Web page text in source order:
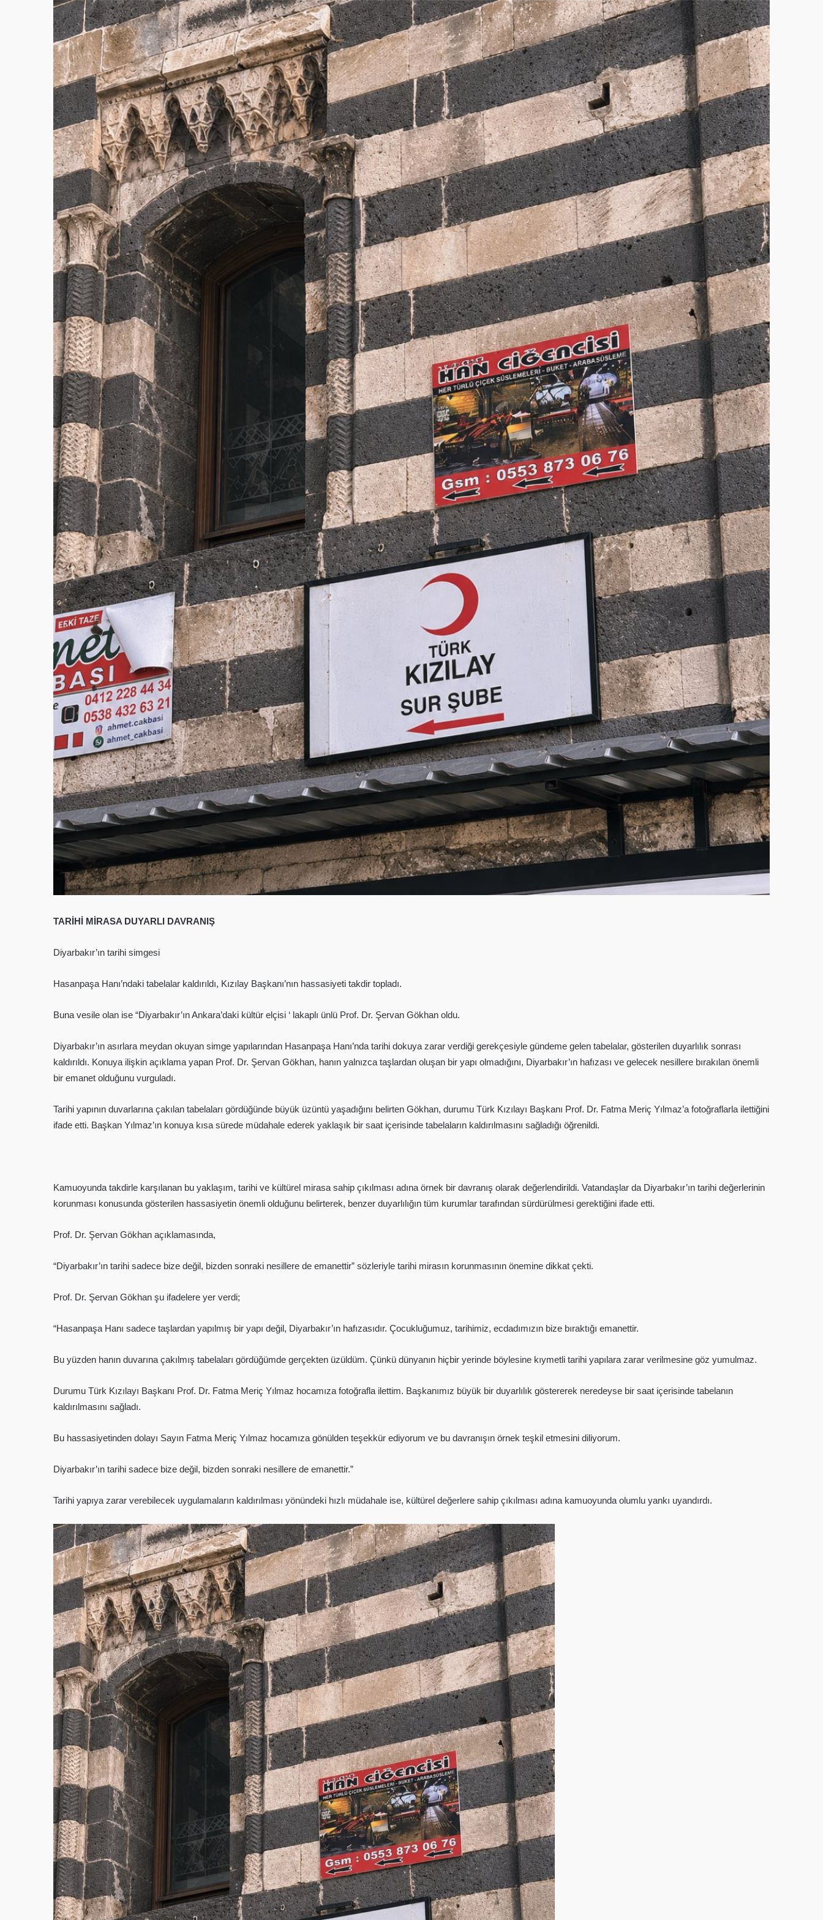
TARİHİ MİRASA DUYARLI DAVRANIŞ
Diyarbakır’ın tarihi simgesi
Hasanpaşa Hanı’ndaki tabelalar kaldırıldı, Kızılay Başkanı’nın hassasiyeti takdir topladı.
Buna vesile olan ise “Diyarbakır’ın Ankara’daki kültür elçisi ‘ lakaplı ünlü Prof. Dr. Şervan Gökhan oldu.
Diyarbakır’ın asırlara meydan okuyan simge yapılarından Hasanpaşa Hanı’nda tarihi dokuya zarar verdiği gerekçesiyle gündeme gelen tabelalar, gösterilen duyarlılık sonrası
kaldırıldı. Konuya ilişkin açıklama yapan Prof. Dr. Şervan Gökhan, hanın yalnızca taşlardan oluşan bir yapı olmadığını, Diyarbakır’ın hafızası ve gelecek nesillere bırakılan önemli
bir emanet olduğunu vurguladı.
Tarihi yapının duvarlarına çakılan tabelaları gördüğünde büyük üzüntü yaşadığını belirten Gökhan, durumu Türk Kızılayı Başkanı Prof. Dr. Fatma Meriç Yılmaz’a fotoğraflarla ilettiğini
ifade etti. Başkan Yılmaz’ın konuya kısa sürede müdahale ederek yaklaşık bir saat içerisinde tabelaların kaldırılmasını sağladığı öğrenildi.
Kamuoyunda takdirle karşılanan bu yaklaşım, tarihi ve kültürel mirasa sahip çıkılması adına örnek bir davranış olarak değerlendirildi. Vatandaşlar da Diyarbakır’ın tarihi değerlerinin
korunması konusunda gösterilen hassasiyetin önemli olduğunu belirterek, benzer duyarlılığın tüm kurumlar tarafından sürdürülmesi gerektiğini ifade etti.
Prof. Dr. Şervan Gökhan açıklamasında,
“Diyarbakır’ın tarihi sadece bize değil, bizden sonraki nesillere de emanettir” sözleriyle tarihi mirasın korunmasının önemine dikkat çekti.
Prof. Dr. Şervan Gökhan şu ifadelere yer verdi;
“Hasanpaşa Hanı sadece taşlardan yapılmış bir yapı değil, Diyarbakır’ın hafızasıdır. Çocukluğumuz, tarihimiz, ecdadımızın bize bıraktığı emanettir.
Bu yüzden hanın duvarına çakılmış tabelaları gördüğümde gerçekten üzüldüm. Çünkü dünyanın hiçbir yerinde böylesine kıymetli tarihi yapılara zarar verilmesine göz yumulmaz.
Durumu Türk Kızılayı Başkanı Prof. Dr. Fatma Meriç Yılmaz hocamıza fotoğrafla ilettim. Başkanımız büyük bir duyarlılık göstererek neredeyse bir saat içerisinde tabelanın
kaldırılmasını sağladı.
Bu hassasiyetinden dolayı Sayın Fatma Meriç Yılmaz hocamıza gönülden teşekkür ediyorum ve bu davranışın örnek teşkil etmesini diliyorum.
Diyarbakır’ın tarihi sadece bize değil, bizden sonraki nesillere de emanettir.”
Tarihi yapıya zarar verebilecek uygulamaların kaldırılması yönündeki hızlı müdahale ise, kültürel değerlere sahip çıkılması adına kamuoyunda olumlu yankı uyandırdı.